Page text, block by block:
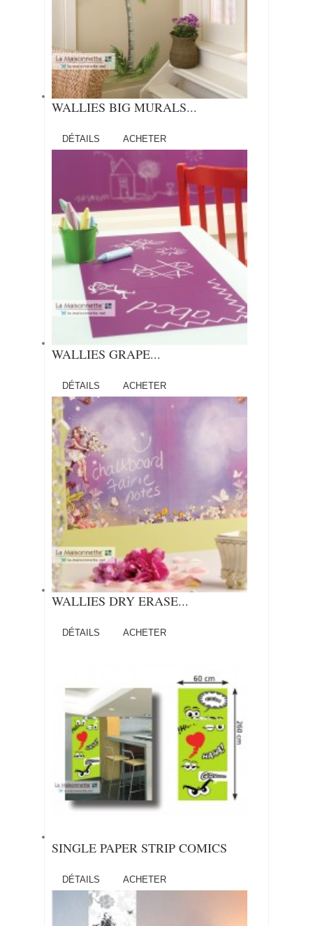
WALLIES BIG MURALS...
DÉTAILS ACHETER
WALLIES GRAPE...
DÉTAILS ACHETER
WALLIES DRY ERASE...
DÉTAILS ACHETER
SINGLE PAPER STRIP COMICS
DÉTAILS ACHETER